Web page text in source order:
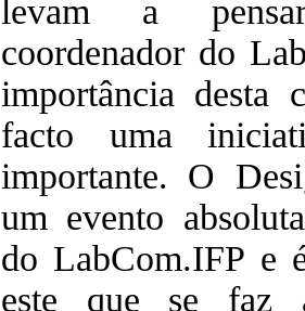
levam a
coordenador do
importância desta
facto uma
importante. O
um evento
do LabCom.IFP e
este que se faz